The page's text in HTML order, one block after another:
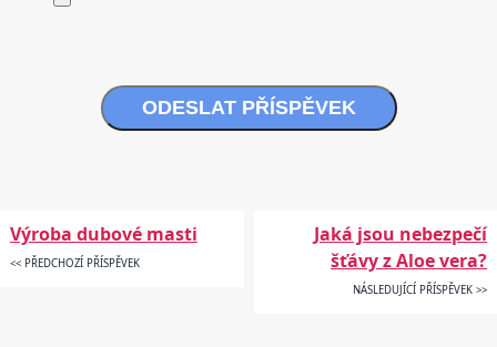
ODESLAT PŘÍSPĚVEK
Výroba dubové masti
<< PŘEDCHOZÍ PŘÍSPĚVEK
Jaká jsou nebezpečí
šťávy z Aloe vera?
NÁSLEDUJÍCÍ PŘÍSPĚVEK >>